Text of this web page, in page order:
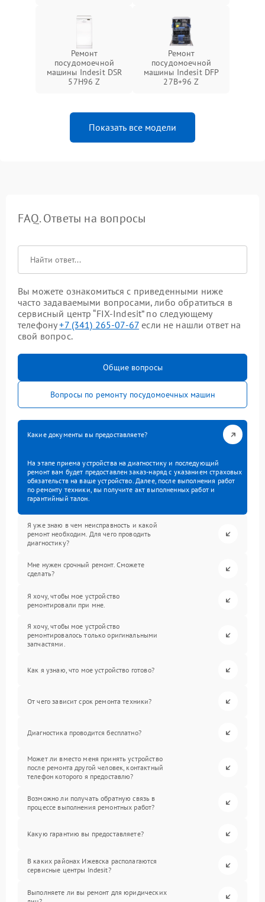
Ремонт
посудомоечной
машины Indesit DSR
57H96 Z
Ремонт
посудомоечной
машины Indesit DFP
27B+96 Z
Показать все модели
FAQ. Ответы на вопросы
Вы можете ознакомиться с приведенными ниже
часто задаваемыми вопросами, либо обратиться в
сервисный центр “FIX-Indesit” по следующему
телефону+7 (341) 265-07-67 если не нашли ответ на
свой вопрос.
Общие вопросы
Вопросы по ремонту посудомоечных машин
Какие документы вы предоставляете?
На этапе приема устройства на диагностику и последующий
ремонт вам будет предоставлен заказ-наряд с указанием страховых
обязательств на ваше устройство. Далее, после выполнения работ
по ремонту техники, вы получите акт выполненных работ и
гарантийный талон.
Я уже знаю в чем неисправность и какой
ремонт необходим. Для чего проводить
диагностику?
Мне нужен срочный ремонт. Сможете
сделать?
Я хочу, чтобы мое устройство
ремонтировали при мне.
Я хочу, чтобы мое устройство
ремонтировалось только оригинальными
запчастями.
Как я узнаю, что мое устройство готово?
От чего зависит срок ремонта техники?
Диагностика проводится бесплатно?
Может ли вместо меня принять устройство
после ремонта другой человек, контактный
телефон которого я предоставлю?
Возможно ли получать обратную связь в
процессе выполнения ремонтных работ?
Какую гарантию вы предоставляете?
В каких районах Ижевска располагаются
сервисные центры Indesit?
Выполняете ли вы ремонт для юридических